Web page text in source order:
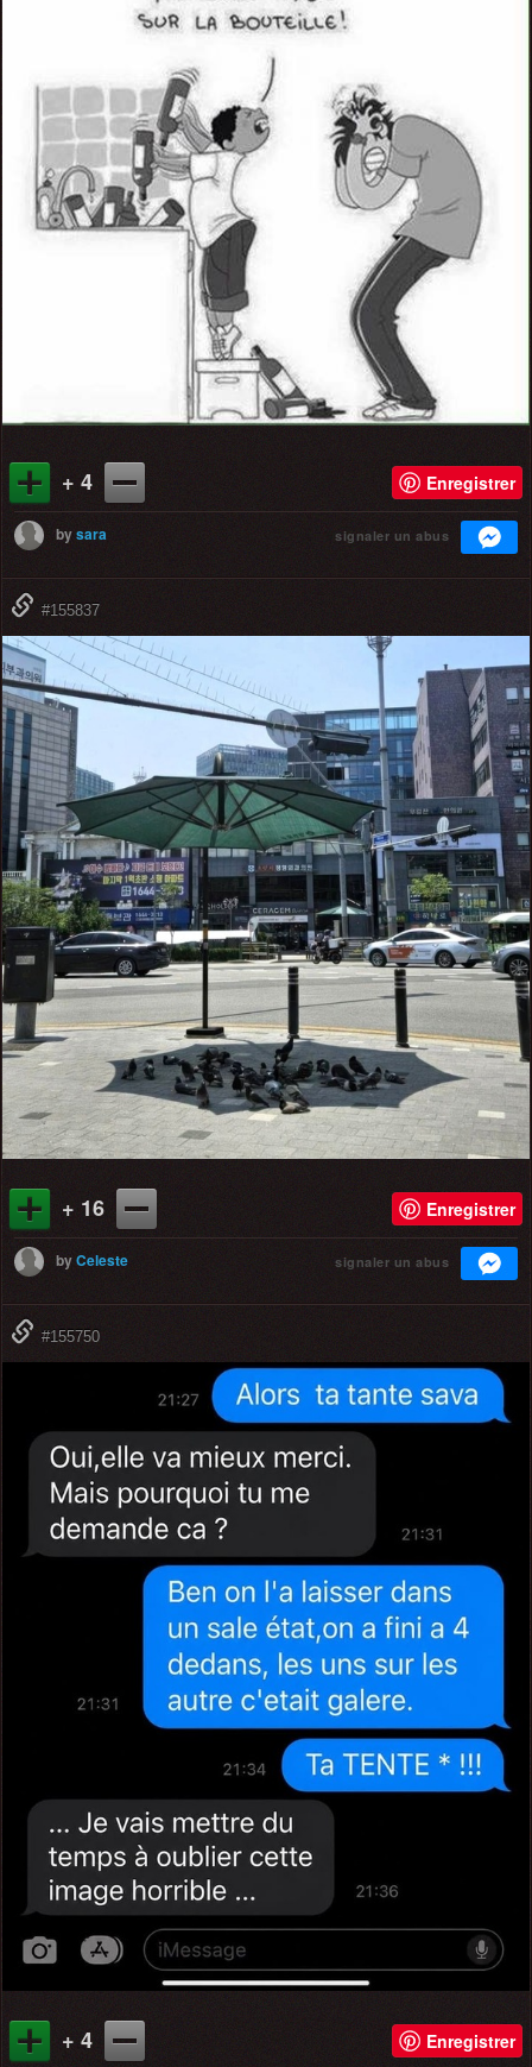
+ 4 Enregistrer
bysara signaler un abus
#155837
+ 16 Enregistrer
byCeleste signaler un abus
#155750
+ 4 Enregistrer